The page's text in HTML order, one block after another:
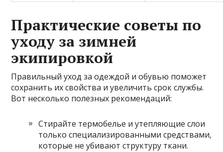
Практические советы по
уходу за зимней
экипировкой
Правильный уход за одеждой и обувью поможет
сохранить их свойства и увеличить срок службы.
Вот несколько полезных рекомендаций:
Стирайте термобелье и утепляющие слои
только специализированными средствами,
которые не убивают структуру ткани.